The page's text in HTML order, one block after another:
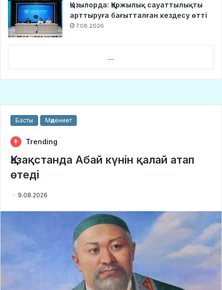
Қызылорда: Қаржылық сауаттылықты
арттыруға бағытталған кездесу өтті
7.08.2026
...